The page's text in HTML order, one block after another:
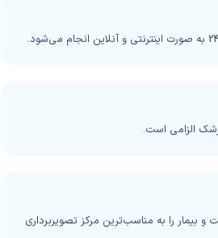
و بیمار را به مناسب‌ترین مرکز تصویربرداری